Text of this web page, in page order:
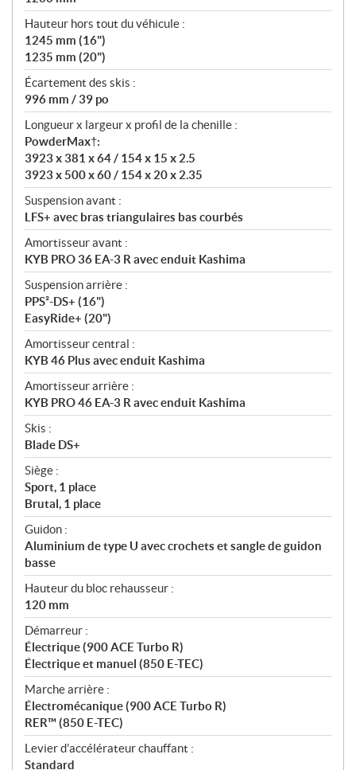
Hauteur hors tout du véhicule :
1245 mm (16")
1235 mm (20")
Écartement des skis :
996 mm / 39 po
Longueur x largeur x profil de la chenille :
PowderMax†:
3923 x 381 x 64 / 154 x 15 x 2.5
3923 x 500 x 60 / 154 x 20 x 2.35
Suspension avant :
LFS+ avec bras triangulaires bas courbés
Amortisseur avant :
KYB PRO 36 EA-3 R avec enduit Kashima
Suspension arrière :
PPS²-DS+ (16")
EasyRide+ (20")
Amortisseur central :
KYB 46 Plus avec enduit Kashima
Amortisseur arrière :
KYB PRO 46 EA-3 R avec enduit Kashima
Skis :
Blade DS+
Siège :
Sport, 1 place
Brutal, 1 place
Guidon :
Aluminium de type U avec crochets et sangle de guidon
basse
Hauteur du bloc rehausseur :
120 mm
Démarreur :
Électrique (900 ACE Turbo R)
Électrique et manuel (850 E-TEC)
Marche arrière :
Électromécanique (900 ACE Turbo R)
RER™ (850 E-TEC)
Levier d'accélérateur chauffant :
Standard